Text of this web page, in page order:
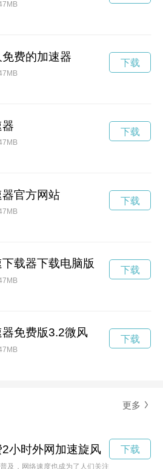
费的加速器 下载
下载
官方网站 下载
载器下载电脑版 下载
器免费版3.2微风 下载
更多
小时外网加速旋风
及，网络速度也成为了人们关注的焦点。现在
下载